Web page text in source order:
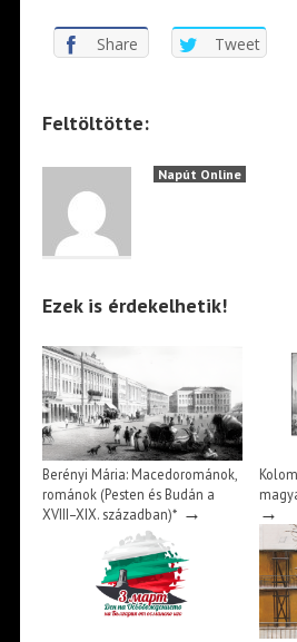
Share Tweet
Feltöltötte:
Napút Online
Ezek is érdekelhetik!
Berényi Mária: Macedorománok,
románok (Pesten és Budán a
XVIII–XIX. században)*→ →